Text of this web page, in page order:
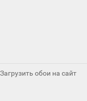
Загрузить обои на сайт